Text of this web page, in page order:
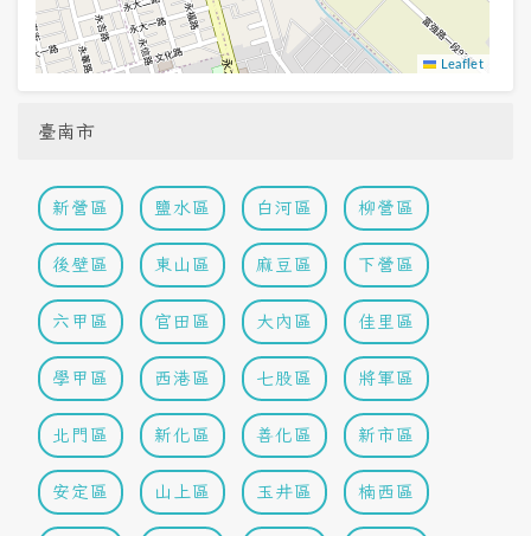
Leaflet
臺南市
新營區 鹽水區 白河區 柳營區
後壁區 東山區 麻豆區 下營區
六甲區 官田區 大內區 佳里區
學甲區 西港區 七股區 將軍區
北門區 新化區 善化區 新市區
安定區 山上區 玉井區 楠西區